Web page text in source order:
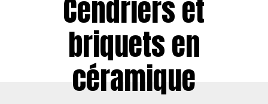
Cendriers et
briquets en
céramique